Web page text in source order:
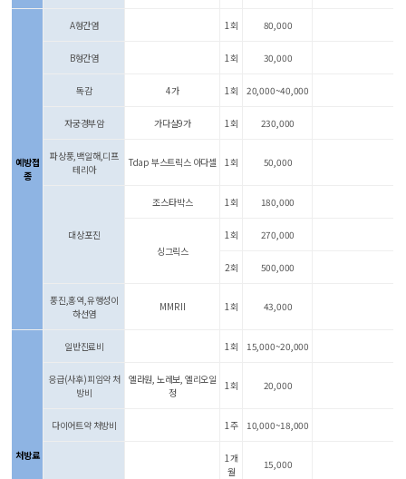
예방접
종
A형간염 1회 80,000
B형간염 1회 30,000
독감 4가 1회 20,000~40,000
자궁경부암 가다실9가 1회 230,000
파상풍,백일해,디프
테리아
Tdap 부스트릭스 아다셀 1회 50,000
대상포진
조스타박스 1회 180,000
싱그릭스
1회 270,000
2회 500,000
풍진,홍역,유행성이
하선염
MMR II 1회 43,000
처방료
일반진료비 1회 15,000~20,000
응급(사후)피임약 처
방비
엘라원, 노레보, 엘리오일
정
1회 20,000
다이어트약 처방비 1주 10,000~18,000
1개
월
15,000